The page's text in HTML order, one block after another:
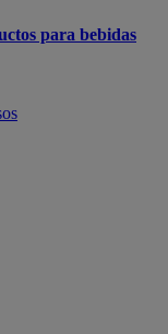
para bebidas